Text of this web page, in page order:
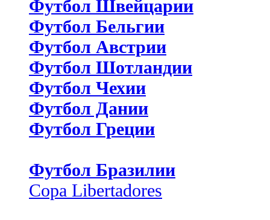
Футбол Швейцарии
Футбол Бельгии
Футбол Австрии
Футбол Шотландии
Футбол Чехии
Футбол Дании
Футбол Греции
Футбол Бразилии
Copa Libertadores